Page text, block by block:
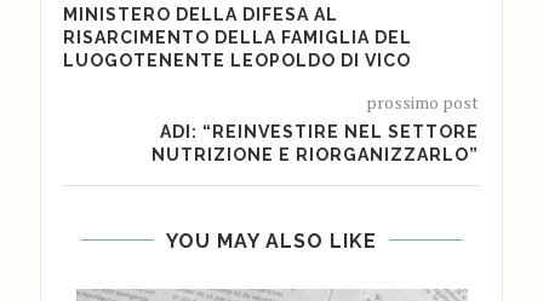
MINISTERO DELLA DIFESA AL
RISARCIMENTO DELLA FAMIGLIA DEL
LUOGOTENENTE LEOPOLDO DI VICO
prossimo post
ADI: “REINVESTIRE NEL SETTORE
NUTRIZIONE E RIORGANIZZARLO”
YOU MAY ALSO LIKE